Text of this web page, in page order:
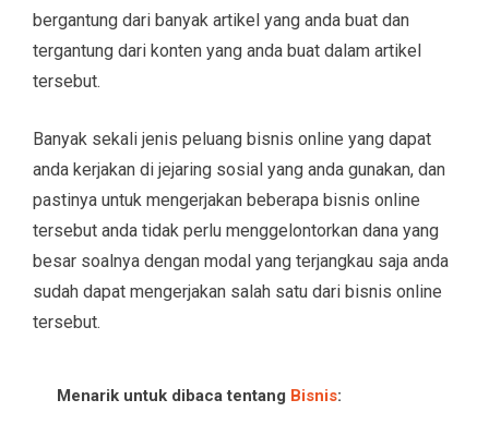
bergantung dari banyak artikel yang anda buat dan
tergantung dari konten yang anda buat dalam artikel
tersebut.
Banyak sekali jenis peluang bisnis online yang dapat
anda kerjakan di jejaring sosial yang anda gunakan, dan
pastinya untuk mengerjakan beberapa bisnis online
tersebut anda tidak perlu menggelontorkan dana yang
besar soalnya dengan modal yang terjangkau saja anda
sudah dapat mengerjakan salah satu dari bisnis online
tersebut.
Menarik untuk dibaca tentang Bisnis: